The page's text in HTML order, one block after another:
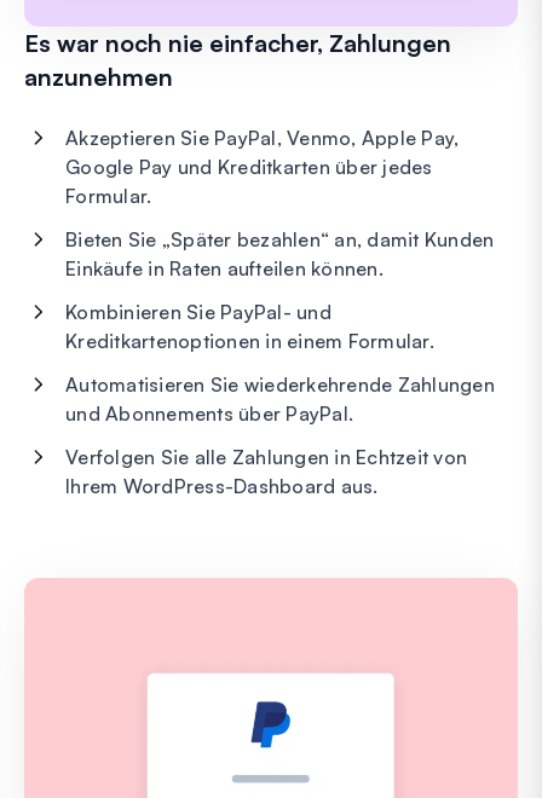
Es war noch nie einfacher, Zahlungen
anzunehmen
Akzeptieren Sie PayPal, Venmo, Apple Pay,
Google Pay und Kreditkarten über jedes
Formular.
Bieten Sie „Später bezahlen“ an, damit Kunden
Einkäufe in Raten aufteilen können.
Kombinieren Sie PayPal- und
Kreditkartenoptionen in einem Formular.
Automatisieren Sie wiederkehrende Zahlungen
und Abonnements über PayPal.
Verfolgen Sie alle Zahlungen in Echtzeit von
Ihrem WordPress-Dashboard aus.